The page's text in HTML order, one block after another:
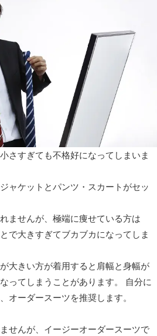
さすぎても不格好になってしまいま
ャケットとパンツ・スカートがセッ
ませんが、極端に痩せている方は
で大きすぎてブカブカになってしま
大きい方が着用すると肩幅と身幅が
ってしまうことがあります。 自分に
オーダースーツを推奨します。
せんが、イージーオーダースーツで